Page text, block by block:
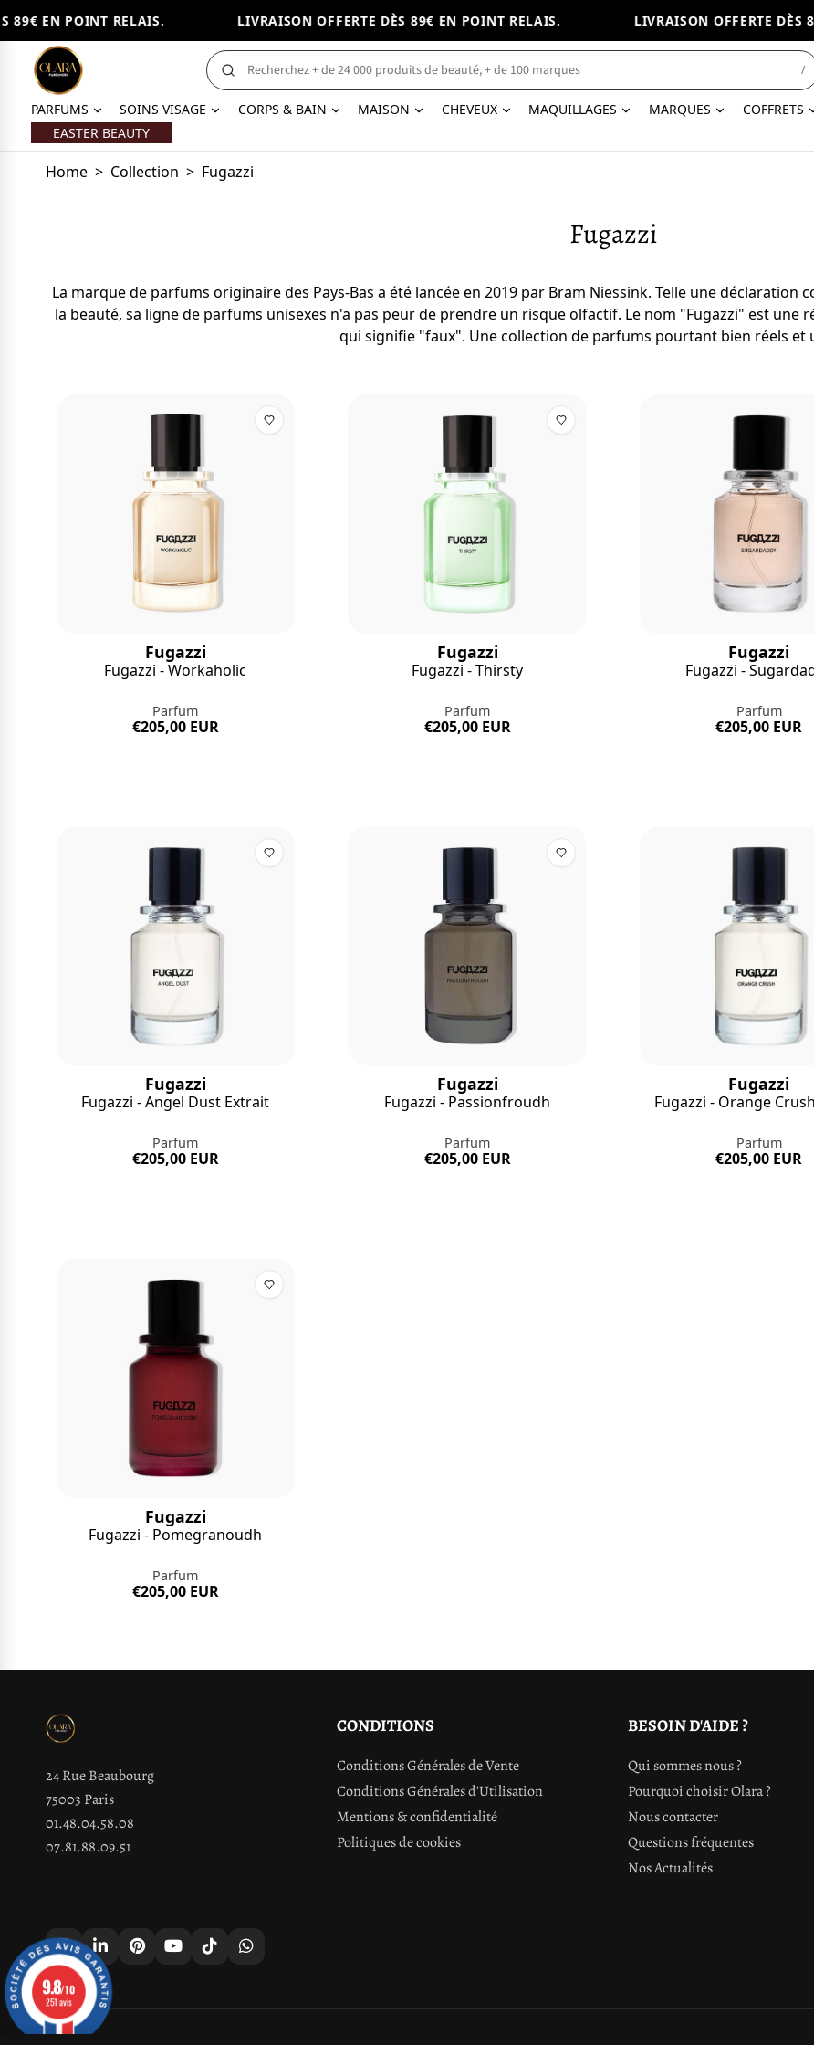
EN POINT RELAIS. LIVRAISON OFFERTE DÈS 89€ EN POINT RELAIS. LIVRAISON OFFERTE DÈS
/
PARFUMS SOINS VISAGE CORPS & BAIN MAISON CHEVEUX MAQUILLAGES MARQUES COFFRETS
EASTER BEAUTY
Home > Collection > Fugazzi
Fugazzi
La marque de parfums originaire des Pays-Bas a été lancée en 2019 par Bram Niessink. Telle une
la beauté, sa ligne de parfums unisexes n'a pas peur de prendre un risque olfactif. Le nom "Fugazzi" est une
qui signifie "faux". Une collection de parfums pourtant bien réels et
Fugazzi
Fugazzi - Workaholic
Parfum
€205,00 EUR
Fugazzi
Fugazzi - Thirsty
Parfum
€205,00 EUR
Fugazzi
Fugazzi -
Parfum
€205,00 EUR
Fugazzi
Fugazzi - Angel Dust Extrait
Parfum
€205,00 EUR
Fugazzi
Fugazzi - Passionfroudh
Parfum
€205,00 EUR
Fugazzi
Fugazzi - Orange
Parfum
€205,00 EUR
Fugazzi
Fugazzi - Pomegranoudh
Parfum
€205,00 EUR
24 Rue Beaubourg
75003 Paris
01.48.04.58.08
07.81.88.09.51
CONDITIONS
Conditions Générales de Vente
Conditions Générales d'Utilisation
Mentions & confidentialité
Politiques de cookies
BESOIN D'AIDE ?
Qui sommes nous ?
Pourquoi choisir Olara ?
Nous contacter
Questions fréquentes
Nos Actualités
9.8/10
251 avis